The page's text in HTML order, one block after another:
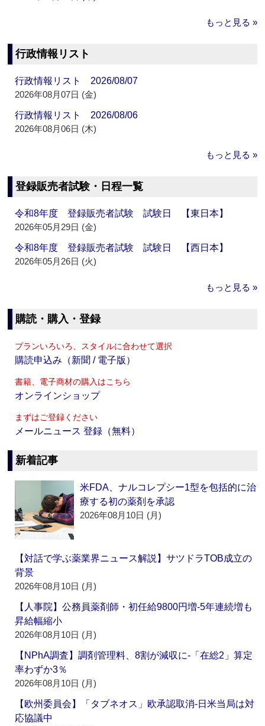
もっと見る »
行政情報リスト
行政情報リスト 2026/08/07
2026年08月07日 (金)
行政情報リスト 2026/08/06
2026年08月06日 (木)
もっと見る »
登録販売者試験・日程一覧
令和8年度 登録販売者試験 試験日 【東日本】
2026年05月29日 (金)
令和8年度 登録販売者試験 試験日 【西日本】
2026年05月26日 (火)
もっと見る »
購読・購入・登録
プランいろいろ、スタイルに合わせて選択
購読申込み（新聞 / 電子版）
書籍、電子商材の購入はこちら
オンラインショップ
まずはご登録ください
メールニュース 登録（無料）
新着記事
米FDA、ナルコレプシー1型を包括的に治
療する初の薬剤を承認
2026年08月10日 (月)
【対話で学ぶ薬業界ニュース解説】サツドラTOB成立の
背景
2026年08月10日 (月)
【人事院】公務員薬剤師・初任給9800円増‐5年連続増も
昇給幅縮小
2026年08月10日 (月)
【NPhA調査】調剤管理料、8割が減収に‐「在総2」算定
率わずか3％
2026年08月10日 (月)
【欧州委員会】「タブネオス」欧承認取消‐日米当局は対
応協議中